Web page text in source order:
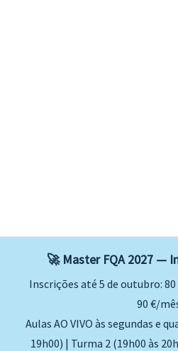
🚀 Master FQA 2027 —
Inscrições até 5 de outubro:
90 €/
Aulas AO VIVO às segundas e
19h00) | Turma 2 (19h00 às